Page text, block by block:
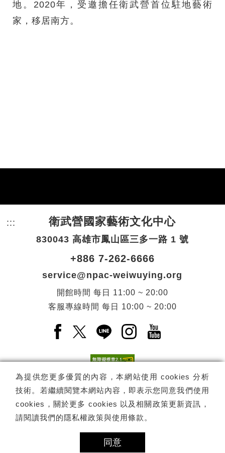
地。2020年，受邀擔任衛武營首位駐地藝術
家，移居南方。
為提供您更多優質的內容，本網站使用 cookies 分析
技術。若繼續閱覽本網站內容，即表示您同意我們使用
cookies，關於更多 cookies 以及相關政策更新資訊，
請閱讀我們的隱私權政策與使用條款 。
同意
::: 頁尾網站資訊。
衛武營國家藝術文化中心
830043 高雄市鳳山區三多一路 1 號
+886 7-262-6666
service@npac-weiwuying.org
開館時間 每日
11:00 ~ 20:00
客服專線時間 每日 10:00 ~ 20:00
Facebook(另開新視窗)
X(另開新視窗)
LINE(另開新視窗)
Instagram(另開新視
YouTube(另開
電子報訂閱 訂閱
Copyright © 國家表演藝術中心 -衛武營國家藝術文化中心
隱私權政策 網站導覽